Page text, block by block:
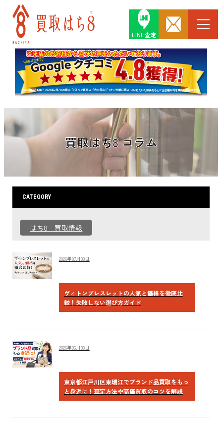
LINE査定
買取はち8 コラム
CATEGORY
はち8 買取情報
2026年07月03日
ヴィトンブレスレットの人気と価格を徹底比
較！失敗しない選び方ガイド
2026年06月30日
東京都江戸川区東瑞江でブランド品買取をもっ
と身近に！査定方法や高価買取のコツを解説